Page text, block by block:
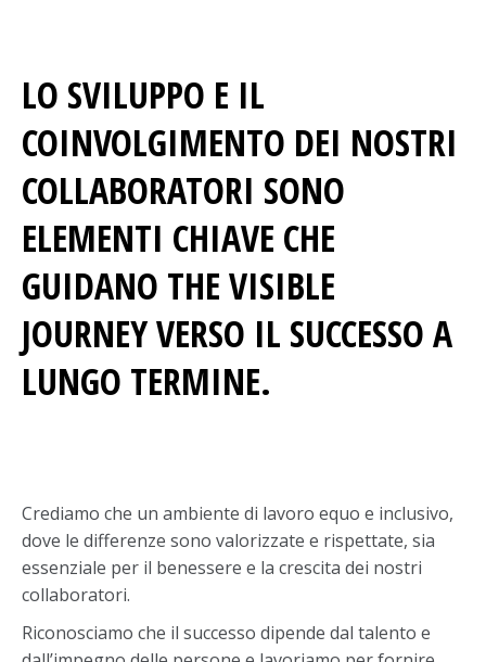
LO SVILUPPO E IL
COINVOLGIMENTO DEI NOSTRI
COLLABORATORI SONO
ELEMENTI CHIAVE CHE
GUIDANO THE VISIBLE
JOURNEY VERSO IL SUCCESSO A
LUNGO TERMINE.
Crediamo che un ambiente di lavoro equo e inclusivo,
dove le differenze sono valorizzate e rispettate, sia
essenziale per il benessere e la crescita dei nostri
collaboratori.
Riconosciamo che il successo dipende dal talento e